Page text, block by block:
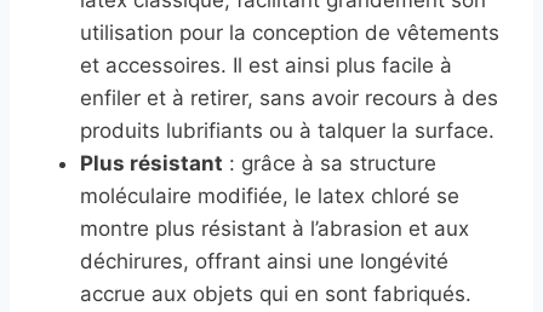
utilisation pour la conception de vêtements
et accessoires. Il est ainsi plus facile à
enfiler et à retirer, sans avoir recours à des
produits lubrifiants ou à talquer la surface.
Plus résistant : grâce à sa structure
moléculaire modifiée, le latex chloré se
montre plus résistant à l’abrasion et aux
déchirures, offrant ainsi une longévité
accrue aux objets qui en sont fabriqués.